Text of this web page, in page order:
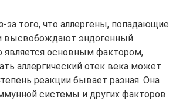
за того, что аллергены, попадающие
высвобождают эндогенный
является основным фактором,
аллергический отек века может
реакции бывает разная. Она
системы и других факторов.